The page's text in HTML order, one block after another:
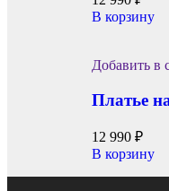
В корзину
Добавить в
Платье
12 990 ₽
В корзину